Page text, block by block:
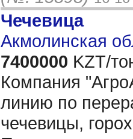
Чечевица
Акмолинская
7400000 KZT/
Компания
линию по
чечевицы,